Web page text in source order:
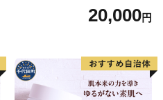
20,000円